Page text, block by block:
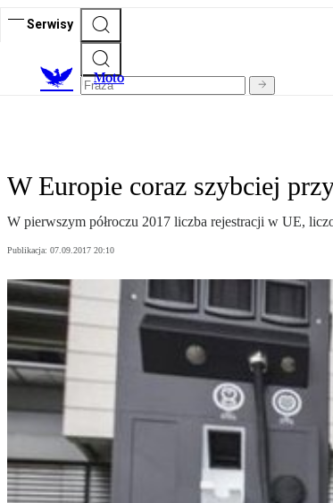
Serwisy
Moto
W Europie coraz szybciej
W pierwszym półroczu 2017 liczba rejestracji w UE,
Publikacja: 07.09.2017 20:10